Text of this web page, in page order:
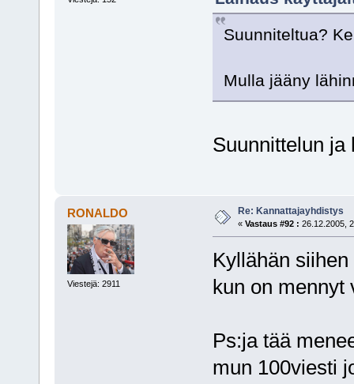
Suunniteltua?
Mulla jääny
Suunnittelun
RONALDO
Viestejä: 2911
Re: Kannattajayhdistys
« Vastaus #92 : 26.12.2005,
Kyllähän
kun on
Ps:ja tää
mun 100viesti